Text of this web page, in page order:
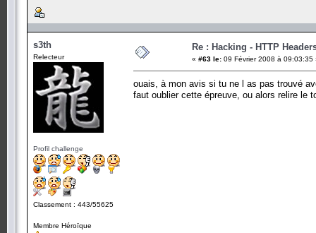
s3th
Relecteur
Profil challenge
Classement : 443/55625
Membre Héroïque
Re : Hacking - HTTP
« #63 le: 09 Février 2008 à 09:03:35
ouais, à mon avis si tu ne l as pas trouvé
faut oublier cette épreuve, ou alors relire le